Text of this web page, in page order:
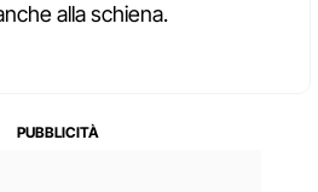
alla schiena.